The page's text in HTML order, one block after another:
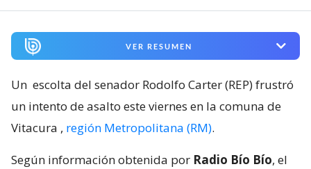
VER RESUMEN
Un escolta del senador Rodolfo Carter (REP) frustró
un intento de asalto este viernes en la comuna de
Vitacura , región Metropolitana (RM).
Según información obtenida por Radio Bío Bío, el